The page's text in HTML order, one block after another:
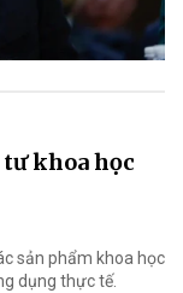
khoa học
sản phẩm khoa học
dụng thực tế.